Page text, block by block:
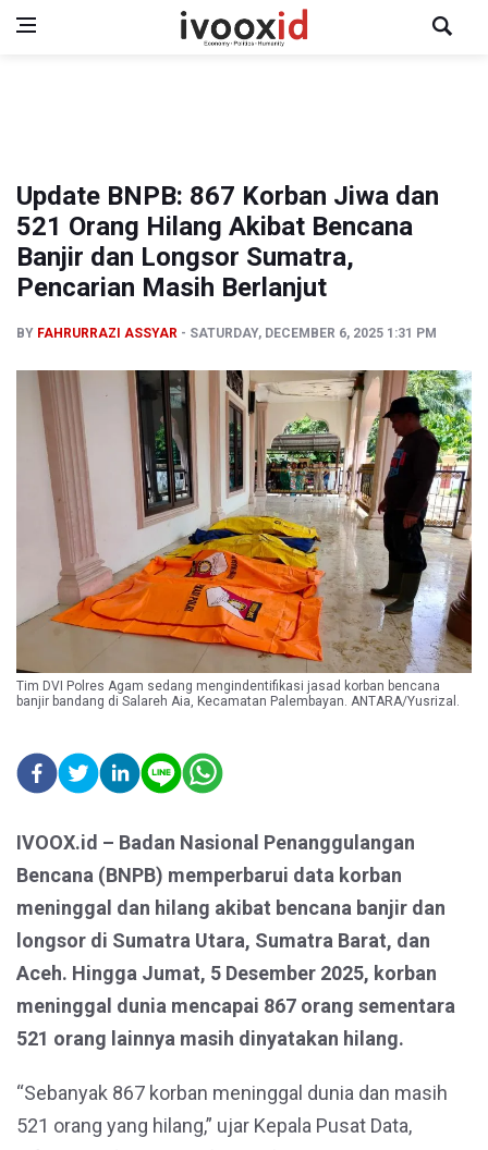
Update BNPB: 867 Korban Jiwa dan
521 Orang Hilang Akibat Bencana
Banjir dan Longsor Sumatra,
Pencarian Masih Berlanjut
BY FAHRURRAZI ASSYAR SATURDAY, DECEMBER 6, 2025 1:31 PM
Tim DVI Polres Agam sedang mengindentifikasi jasad korban bencana
banjir bandang di Salareh Aia, Kecamatan Palembayan. ANTARA/Yusrizal.
IVOOX.id – Badan Nasional Penanggulangan
Bencana (BNPB) memperbarui data korban
meninggal dan hilang akibat bencana banjir dan
longsor di Sumatra Utara, Sumatra Barat, dan
Aceh. Hingga Jumat, 5 Desember 2025, korban
meninggal dunia mencapai 867 orang sementara
521 orang lainnya masih dinyatakan hilang.
“Sebanyak 867 korban meninggal dunia dan masih
521 orang yang hilang,” ujar Kepala Pusat Data,